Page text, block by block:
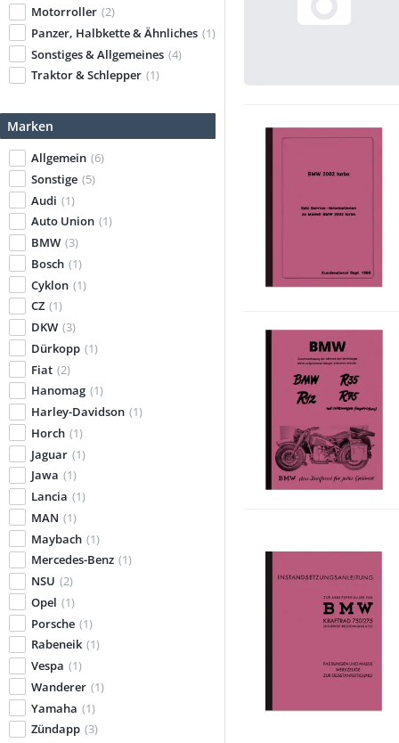
Motorroller (2)
Panzer, Halbkette & Ähnliches (1)
Sonstiges & Allgemeines (4)
Traktor & Schlepper (1)
Marken
Allgemein (6)
Sonstige (5)
Audi (1)
Auto Union (1)
BMW (3)
Bosch (1)
Cyklon (1)
CZ (1)
DKW (3)
Dürkopp (1)
Fiat (2)
Hanomag (1)
Harley-Davidson (1)
Horch (1)
Jaguar (1)
Jawa (1)
Lancia (1)
MAN (1)
Maybach (1)
Mercedes-Benz (1)
NSU (2)
Opel (1)
Porsche (1)
Rabeneik (1)
Vespa (1)
Wanderer (1)
Yamaha (1)
Zündapp (3)